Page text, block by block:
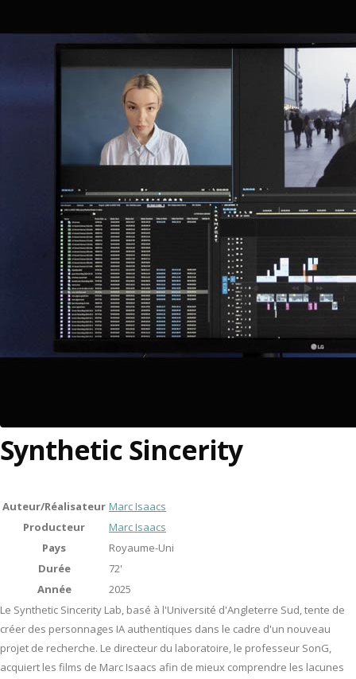
Synthetic Sincerity
Auteur/Réalisateur Marc Isaacs
Producteur
Marc Isaacs
Pays
Royaume-Uni
Durée
72'
Année
2025
Le Synthetic Sincerity Lab, basé à l'Université d'Angleterre Sud, tente de
créer des personnages IA authentiques dans le cadre d'un nouveau
projet de recherche. Le directeur du laboratoire, le professeur SonG,
acquiert les films de Marc Isaacs afin de mieux comprendre les lacunes